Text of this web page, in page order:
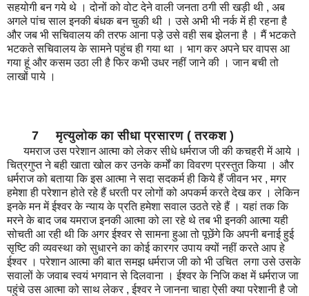
सहयोगी बन गये थे । दोनों को वोट देने वाली जनता ठगी सी खड़ी थी , अब
अगले पांच साल इनकी बंधक बन चुकी थी । उसे अभी भी नर्क में ही रहना है
और जब भी सचिवालय की तरफ आना पड़े उसे वही सब झेलना है । मैं भटकते
भटकते सचिवालय के सामने पहुंच ही गया था । भाग कर अपने घर वापस आ
गया हूं और कसम उठा ली है फिर कभी उधर नहीं जाने की । जान बची तो
लाखों पाये ।
7 मृत्युलोक का सीधा प्रसारण ( तरकश )
यमराज उस परेशान आत्मा को लेकर सीधे धर्मराज जी की कचहरी में आये ।
चित्रगुप्त ने बही खाता खोल कर उनके कर्मों का विवरण प्रस्तुत किया । और
धर्मराज को बताया कि इस आत्मा ने सदा सदकर्म ही किये हैं जीवन भर , मगर
हमेशा ही परेशान होते रहे हैं धरती पर लोगों को अपकर्म करते देख कर । लेकिन
इनके मन में ईश्वर के न्याय के प्रति हमेशा सवाल उठते रहे हैं । यहां तक कि
मरने के बाद जब यमराज इनकी आत्मा को ला रहे थे तब भी इनकी आत्मा यही
सोचती आ रही थी कि अगर ईश्वर से सामना हुआ तो पूछेंगे कि अपनी बनाई हुई
सृष्टि की व्यवस्था को सुधारने का कोई कारगर उपाय क्यों नहीं करते आप हे
ईश्वर । परेशान आत्मा की बात समझ धर्मराज जी को भी उचित लगा उसे उसके
सवालों के जवाब स्वयं भगवान से दिलवाना । ईश्वर के निजि कक्ष में धर्मराज जा
पहुंचे उस आत्मा को साथ लेकर , ईश्वर ने जानना चाहा ऐसी क्या परेशानी है जो